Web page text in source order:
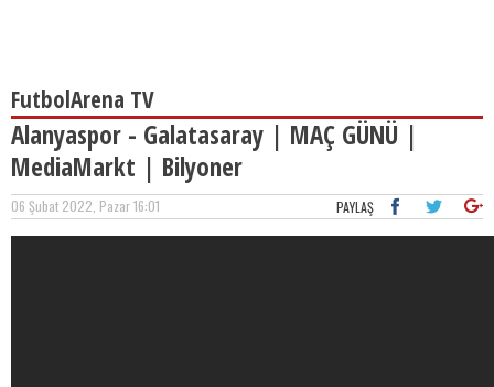
FutbolArena TV
Alanyaspor - Galatasaray | MAÇ GÜNÜ |
MediaMarkt | Bilyoner
06 Şubat 2022, Pazar 16:01 PAYLAŞ